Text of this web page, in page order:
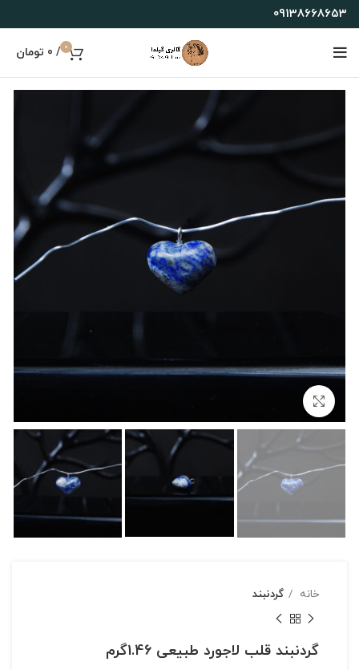
09138668653
0
/
0 تومان
خانه گردنبند
گردنبند قلب لاجورد طبیعی 1.46گرم